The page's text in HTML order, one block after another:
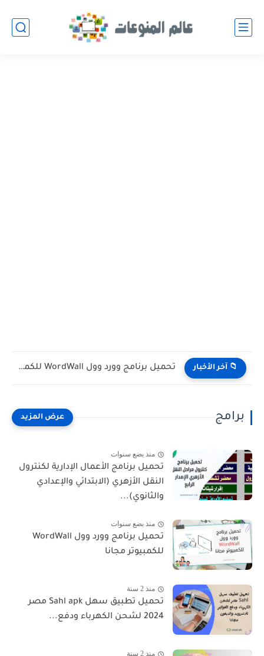
📁 آخر الأخبار تحميل برنامج وورد وول WordWall للكمبيوتر مجانا
برامج
منذ بضع سنوات
تحميل برنامج الأعمال الإدارية لكنترول
النقل الأزهري (الابتدائي والإعدادي
والثانوي)...
منذ بضع سنوات
تحميل برنامج وورد وول WordWall
للكمبيوتر مجانا
منذ 2 سنة
تحميل تطبيق سهل Sahl apk مصر
2024 لشحن الكهرباء ودفع...
منذ 2 سنة